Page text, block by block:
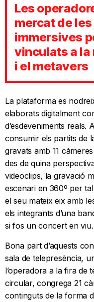
Les
mercat de
immersives
vinculats a la
i el metavers
La plataforma es
elaborats digitalment
d’esdeveniments reals.
consumir els partits de
gravats amb 11
des de quina
videoclips, la gravació
escenari en 360º per
el seu mateix eix amb
els integrants d’una
si fos un concert en viu.
Bona part d’aquests
sala de telepresència,
l’operadora a la fira de
circular, congrega 21
continguts de la forma